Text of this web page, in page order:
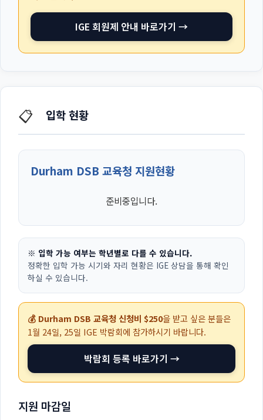
IGE 회원제 안내 바로가기 →
📋 입학 현황
Durham DSB 교육청 지원현황
준비중입니다.
※ 입학 가능 여부는 학년별로 다를 수 있습니다.
정확한 입학 가능 시기와 자리 현황은 IGE 상담을 통해 확인
하실 수 있습니다.
💰 Durham DSB 교육청 신청비 $250을 받고 싶은 분들은
1월 24일, 25일 IGE 박람회에 참가하시기 바랍니다.
박람회 등록 바로가기 →
지원 마감일